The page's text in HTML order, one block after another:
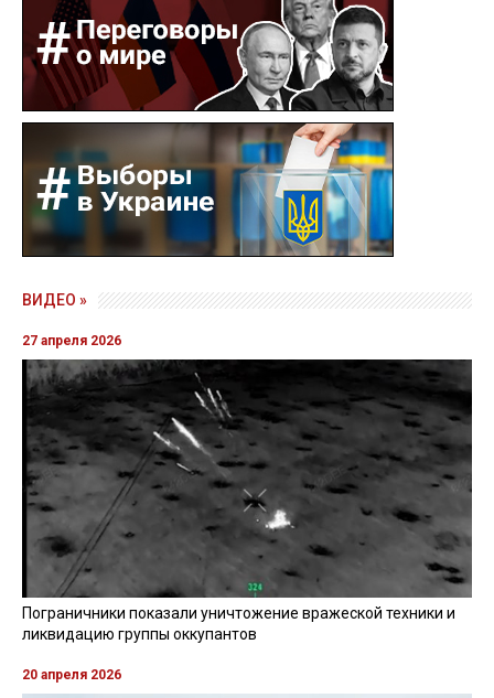
ВИДЕО »
27 апреля 2026
Пограничники показали уничтожение вражеской техники и
ликвидацию группы оккупантов
20 апреля 2026